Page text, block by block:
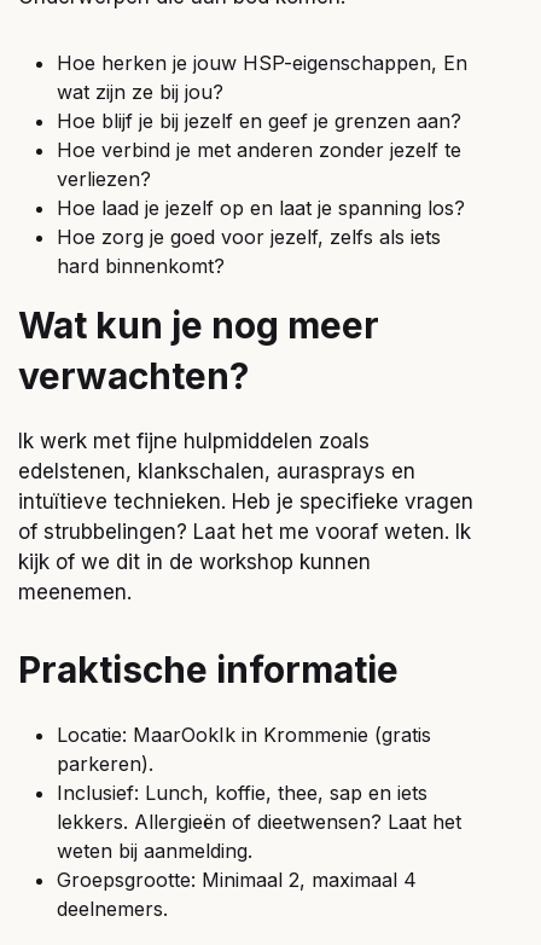
Hoe herken je jouw HSP-eigenschappen, En
wat zijn ze bij jou?
Hoe blijf je bij jezelf en geef je grenzen aan?
Hoe verbind je met anderen zonder jezelf te
verliezen?
Hoe laad je jezelf op en laat je spanning los?
Hoe zorg je goed voor jezelf, zelfs als iets
hard binnenkomt?
Wat kun je nog meer
verwachten?
Ik werk met fijne hulpmiddelen zoals
edelstenen, klankschalen, aurasprays en
intuïtieve technieken. Heb je specifieke vragen
of strubbelingen? Laat het me vooraf weten. Ik
kijk of we dit in de workshop kunnen
meenemen.
Praktische informatie
Locatie: MaarOokIk in Krommenie (gratis
parkeren).
Inclusief: Lunch, koffie, thee, sap en iets
lekkers. Allergieën of dieetwensen? Laat het
weten bij aanmelding.
Groepsgrootte: Minimaal 2, maximaal 4
deelnemers.